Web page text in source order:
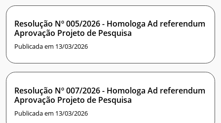
Resolução Nº 005/2026 - Homologa Ad referendum
Aprovação Projeto de Pesquisa
Publicada em 13/03/2026
Resolução Nº 007/2026 - Homologa Ad referendum
Aprovação Projeto de Pesquisa
Publicada em 13/03/2026